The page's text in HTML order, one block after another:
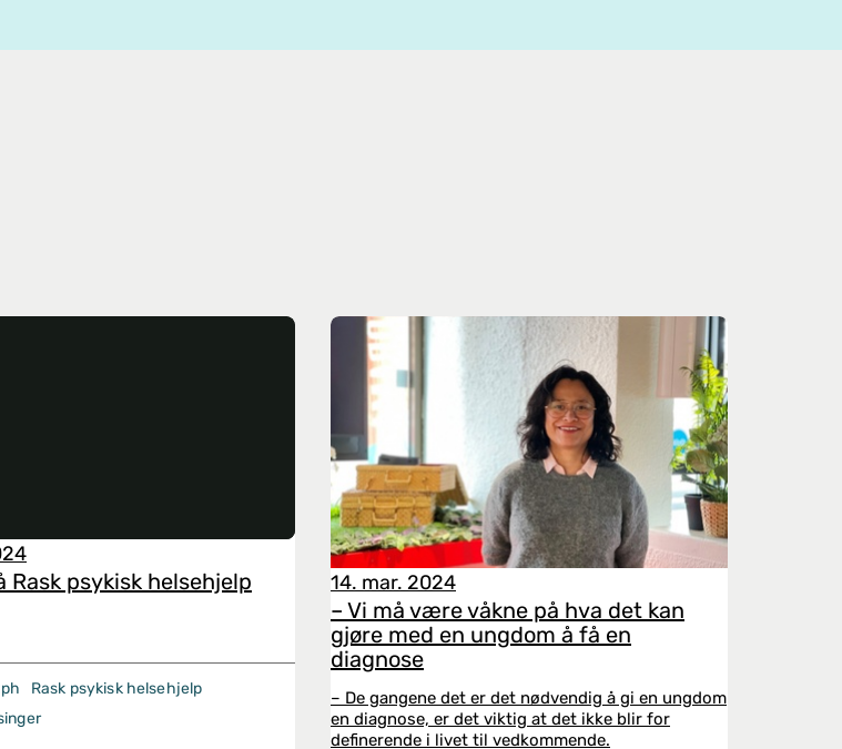
Rask psykisk helsehjelp
Rask psykisk helsehjelp
14. mar. 2024
– Vi må være våkne på hva det kan
gjøre med en ungdom å få en
diagnose
– De gangene det er det nødvendig å gi en ungdom
en diagnose, er det viktig at det ikke blir for
definerende i livet til vedkommende.